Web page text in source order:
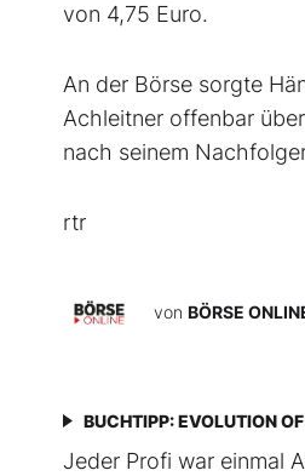
von 4,75 Euro.
An der Börse sorgte
Achleitner offenbar
nach seinem
rtr
von BÖRSE
BUCHTIPP: EVOLUTION
Jeder Profi war einmal